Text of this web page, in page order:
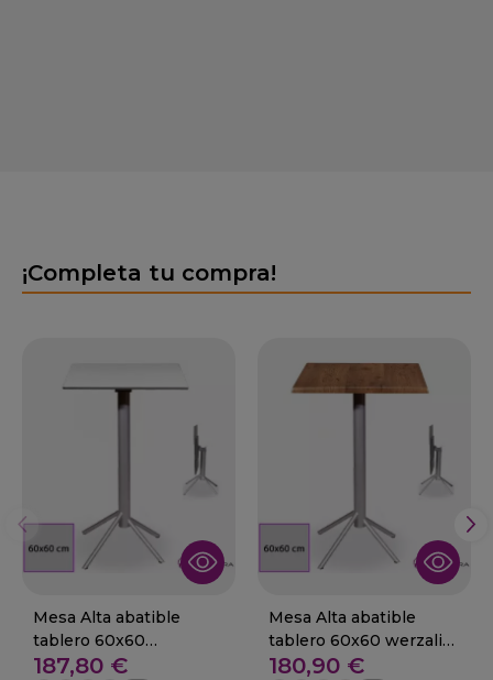
¡Completa tu compra!
Mesa Alta abatible
tablero 60x60
compacto 29-NIEBLA
187,80 €
Mesa Alta abatible
tablero 60x60 werzalit
29-NIEBLA
180,90 €